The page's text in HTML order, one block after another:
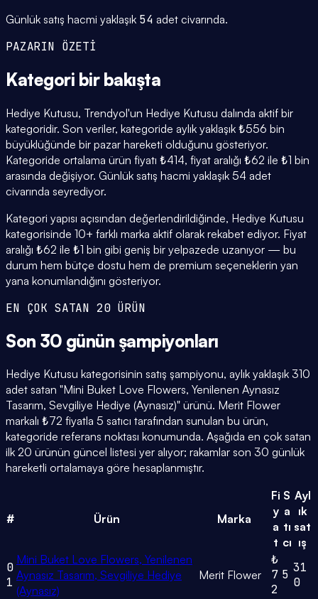
Günlük satış hacmi yaklaşık 54 adet civarında.
PAZARIN ÖZETİ
Kategori bir bakışta
Hediye Kutusu, Trendyol'un Hediye Kutusu dalında aktif bir
kategoridir. Son veriler, kategoride aylık yaklaşık ₺556 bin
büyüklüğünde bir pazar hareketi olduğunu gösteriyor.
Kategoride ortalama ürün fiyatı ₺414, fiyat aralığı ₺62 ile ₺1 bin
arasında değişiyor. Günlük satış hacmi yaklaşık 54 adet
civarında seyrediyor.
Kategori yapısı açısından değerlendirildiğinde, Hediye Kutusu
kategorisinde 10+ farklı marka aktif olarak rekabet ediyor. Fiyat
aralığı ₺62 ile ₺1 bin gibi geniş bir yelpazede uzanıyor — bu
durum hem bütçe dostu hem de premium seçeneklerin yan
yana konumlandığını gösteriyor.
EN ÇOK SATAN 20 ÜRÜN
Son 30 günün şampiyonları
Hediye Kutusu kategorisinin satış şampiyonu, aylık yaklaşık 310
adet satan "Mini Buket Love Flowers, Yenilenen Aynasız
Tasarım, Sevgiliye Hediye (Aynasız)" ürünü. Merit Flower
markalı ₺72 fiyatla 5 satıcı tarafından sunulan bu ürün,
kategoride referans noktası konumunda. Aşağıda en çok satan
ilk 20 ürünün güncel listesi yer alıyor; rakamlar son 30 günlük
hareketli ortalamaya göre hesaplanmıştır.
# Ürün Marka
Fi
y
a
t
S
a
tı
cı
Ayl
ık
sat
ış
0
1
Mini Buket Love Flowers, Yenilenen
Aynasız Tasarım, Sevgiliye Hediye
(Aynasız)
Merit Flower
₺
7
2
5 31
0